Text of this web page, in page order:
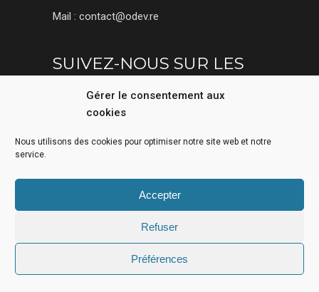
Gérer le consentement aux
cookies
Nous utilisons des cookies pour optimiser notre site web et notre
service.
Accepter
Refuser
Préférences
Mail : contact@odev.re
SUIVEZ-NOUS SUR LES
Made by Odyssey Developpement •